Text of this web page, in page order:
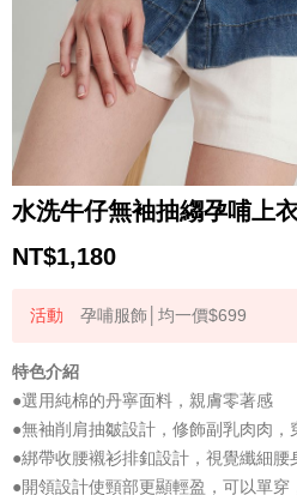
水洗牛仔無袖抽縐孕哺上
NT$1,180
孕哺服飾│均一價$699
特色介紹
●選用純棉的丹寧面料，親膚零著感
●無袖削肩抽皺設計，修飾副乳肉肉，
●綁帶收腰襯衫排釦設計，視覺纖細腰
●開領設計使頸部更顯輕盈，可以單